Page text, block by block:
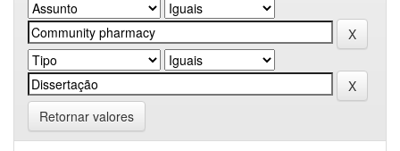
Retornar valores